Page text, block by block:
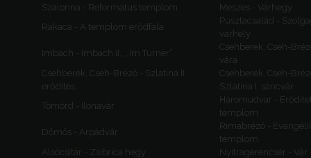
Szalonna - Református templom
Meszes - Várhegy
Rakaca - A templom erődfala
Pusztacsalád -
várhely
Imbach - Imbach II., „Im Turner”
Csehberek, Cseh-
vára
Csehberek, Cseh-Brézó - Szlatina II.
erődítés
Csehberek, Cseh-
Szlatina I. sáncvár
Tömörd - Ilonavár
Háromudvar -
templom
Dömös - Árpádvár
Rimabrézó -
templom
Alsócsitár - Zsibrica hegy
Nyitragerencsér - Vár